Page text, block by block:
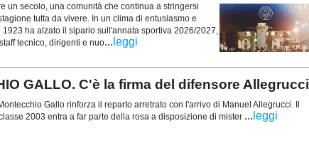
un secolo, una comunità che continua a stringersi
tutta da vivere. In un clima di entusiasmo e
ha alzato il sipario sull'annata sportiva 2026/2027,
tecnico, dirigenti e nuo... leggi
GALLO. C'è la firma del difensore Allegrucci
Gallo rinforza il reparto arretrato con l'arrivo di Manuel Allegrucci. Il
2003 entra a far parte della rosa a disposizione di mister ... leggi